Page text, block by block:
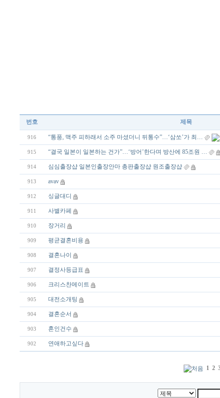
번호 제목
916 “통풍, 맥주 피하래서 소주 마셨더니 뒤통수”…‘삼쏘’가 최…
915 “결국 일본이 일본하는 건가”…‘방어’한다며 방산에 85조원 …
914 심심출장샵 일본인출장안마 총판출장샵 원조출장샵
913 avav
912 싱글대디
911 사별카페
910 장거리
909 평균결혼비용
908 결혼나이
907 결정사등급표
906 크리스찬메이트
905 대전소개팅
904 결혼순서
903 혼인건수
902 연애하고싶다
1 2